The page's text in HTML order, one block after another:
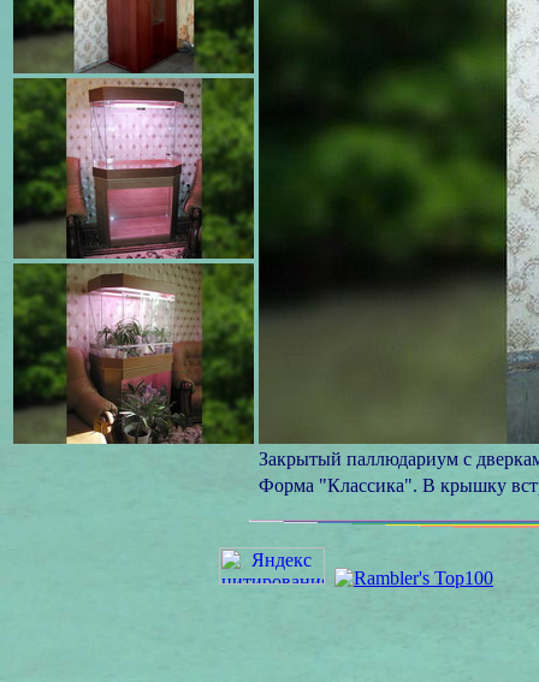
Закрытый паллюдариум с
Форма "Классика". В крышку